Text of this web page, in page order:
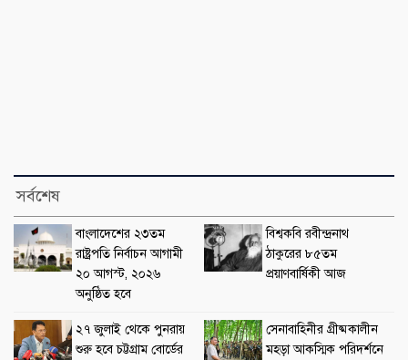
সর্বশেষ
বাংলাদেশের ২৩তম
রাষ্ট্রপতি নির্বাচন আগামী
২০ আগস্ট, ২০২৬
অনুষ্ঠিত হবে
বিশ্বকবি রবীন্দ্রনাথ
ঠাকুরের ৮৫তম
প্রয়াণবার্ষিকী আজ
২৭ জুলাই থেকে পুনরায়
শুরু হবে চট্টগ্রাম বোর্ডের
সেনাবাহিনীর গ্রীষ্মকালীন
মহড়া আকস্মিক পরিদর্শনে